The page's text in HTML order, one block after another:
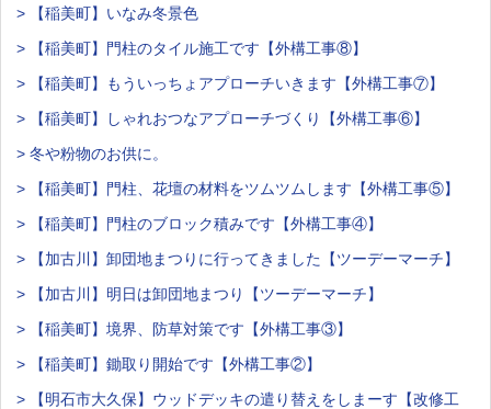
> 【稲美町】いなみ冬景色
> 【稲美町】門柱のタイル施工です【外構工事⑧】
> 【稲美町】もういっちょアプローチいきます【外構工事⑦】
> 【稲美町】しゃれおつなアプローチづくり【外構工事⑥】
> 冬や粉物のお供に。
> 【稲美町】門柱、花壇の材料をツムツムします【外構工事⑤】
> 【稲美町】門柱のブロック積みです【外構工事④】
> 【加古川】卸団地まつりに行ってきました【ツーデーマーチ】
> 【加古川】明日は卸団地まつり【ツーデーマーチ】
> 【稲美町】境界、防草対策です【外構工事③】
> 【稲美町】鋤取り開始です【外構工事②】
> 【明石市大久保】ウッドデッキの遣り替えをしまーす【改修工